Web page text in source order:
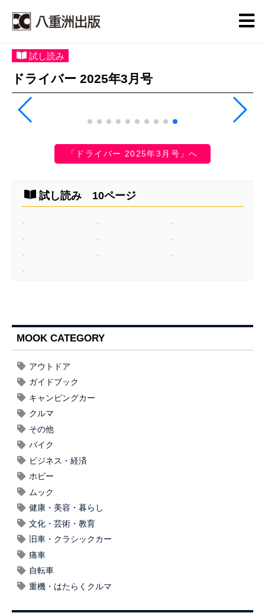
試し読み
ドライバー 2025年3月号
「ドライバー 2025年3月号」へ
試し読み 10ページ
MOOK CATEGORY
アウトドア
ガイドブック
キャンピングカー
クルマ
その他
バイク
ビジネス・経済
ホビー
ムック
健康・美容・暮らし
文化・芸術・教育
旧車・クラシックカー
痛車
自転車
重機・はたらくクルマ